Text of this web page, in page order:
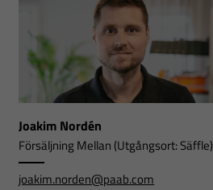
Joakim Nordén
Försäljning Mellan (Utgångsort: Säffle)
joakim.norden@paab.com